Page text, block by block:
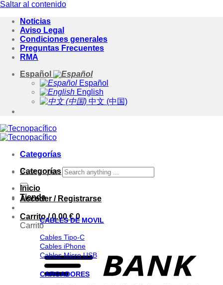
Saltar al contenido
Noticias
Aviso Legal
Condiciones generales
Preguntas Frecuentes
RMA
Español
Español
English
中文 (中国)
Categorías
Buscar por:
Acceder / Registrarse
Carrito /0.00€ 0
Carrito
Categorías
Inicio
Tienda
CABLES DE MOVIL
Cables Tipo-C
Cables iPhone
Cables Micro USB
CARGADORES